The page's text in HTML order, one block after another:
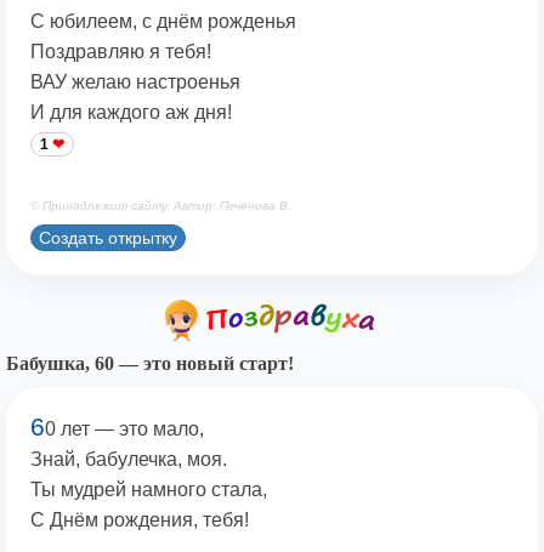
С юбилеем, с днём рожденья
Поздравляю я тебя!
ВАУ желаю настроенья
И для каждого аж дня!
1
© Принадлежит сайту. Автор: Печенова В.
Создать открытку
Бабушка, 60 — это новый старт!
60 лет — это мало,
Знай, бабулечка, моя.
Ты мудрей намного стала,
С Днём рождения, тебя!